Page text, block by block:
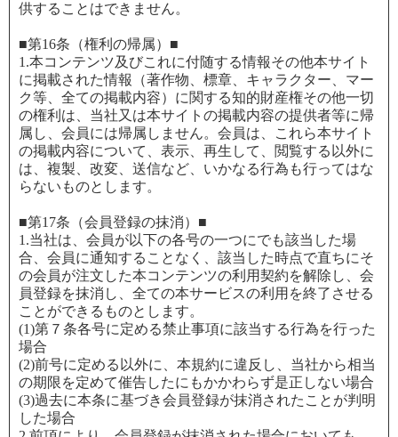
供することはできません。
■第16条（権利の帰属）■
1.本コンテンツ及びこれに付随する情報その他本サイト
に掲載された情報（著作物、標章、キャラクター、マー
ク等、全ての掲載内容）に関する知的財産権その他一切
の権利は、当社又は本サイトの掲載内容の提供者等に帰
属し、会員には帰属しません。会員は、これら本サイト
の掲載内容について、表示、再生して、閲覧する以外に
は、複製、改変、送信など、いかなる行為も行ってはな
らないものとします。
■第17条（会員登録の抹消）■
1.当社は、会員が以下の各号の一つにでも該当した場
合、会員に通知することなく、該当した時点で直ちにそ
の会員が注文した本コンテンツの利用契約を解除し、会
員登録を抹消し、全ての本サービスの利用を終了させる
ことができるものとします。
(1)第７条各号に定める禁止事項に該当する行為を行った
場合
(2)前号に定める以外に、本規約に違反し、当社から相当
の期限を定めて催告したにもかかわらず是正しない場合
(3)過去に本条に基づき会員登録が抹消されたことが判明
した場合